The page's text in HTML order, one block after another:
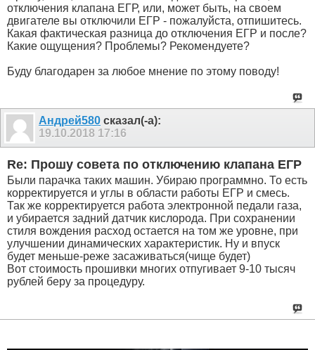
отключения клапана ЕГР, или, может быть, на своем
двигателе вы отключили ЕГР - пожалуйста, отпишитесь.
Какая фактическая разница до отключения ЕГР и после?
Какие ощущения? Проблемы? Рекомендуете?
Буду благодарен за любое мнение по этому поводу!
Андрей580 сказал(-а):
19.10.2018 17:16
Re: Прошу совета по отключению клапана ЕГР
Были парачка таких машин. Убираю программно. То есть
корректируется и углы в области работы ЕГР и смесь.
Так же корректируется работа электронной педали газа,
и убирается задний датчик кислорода. При сохранении
стиля вождения расход остается на том же уровне, при
улучшении динамических характеристик. Ну и впуск
будет меньше-реже засаживаться(чище будет)
Вот стоимость прошивки многих отпугивает 9-10 тысяч
рублей беру за процедуру.